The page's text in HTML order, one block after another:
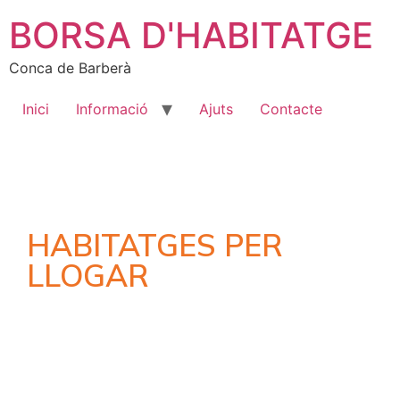
BORSA D'HABITATGE
Conca de Barberà
Inici Informació Ajuts Contacte
HABITATGES PER
LLOGAR